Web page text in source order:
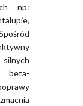
np:
beta-